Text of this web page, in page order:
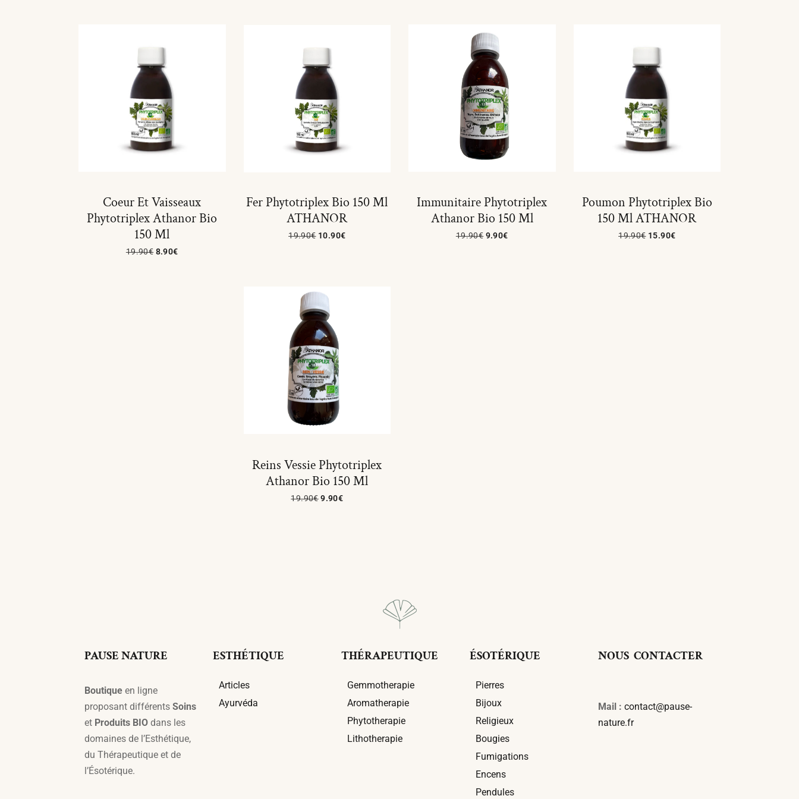
Coeur Et Vaisseaux
Phytotriplex Athanor Bio
150 Ml
19.90€ 8.90€
Fer Phytotriplex Bio 150 Ml
ATHANOR
19.90€ 10.90€
Immunitaire Phytotriplex
Athanor Bio 150 Ml
19.90€ 9.90€
Poumon Phytotriplex Bio
150 Ml ATHANOR
19.90€ 15.90€
Reins Vessie Phytotriplex
Athanor Bio 150 Ml
19.90€ 9.90€
PAUSE NATURE
Boutique en ligne
proposant différents Soins
et Produits BIO dans les
domaines de l’Esthétique,
du Thérapeutique et de
l’Ésotérique.
ESTHÉTIQUE
Articles
Ayurvéda
THÉRAPEUTIQUE
Gemmotherapie
Aromatherapie
Phytotherapie
Lithotherapie
ÉSOTÉRIQUE
Pierres
Bijoux
Religieux
Bougies
Fumigations
Encens
Pendules
NOUS CONTACTER
Mail : contact@pause-
nature.fr